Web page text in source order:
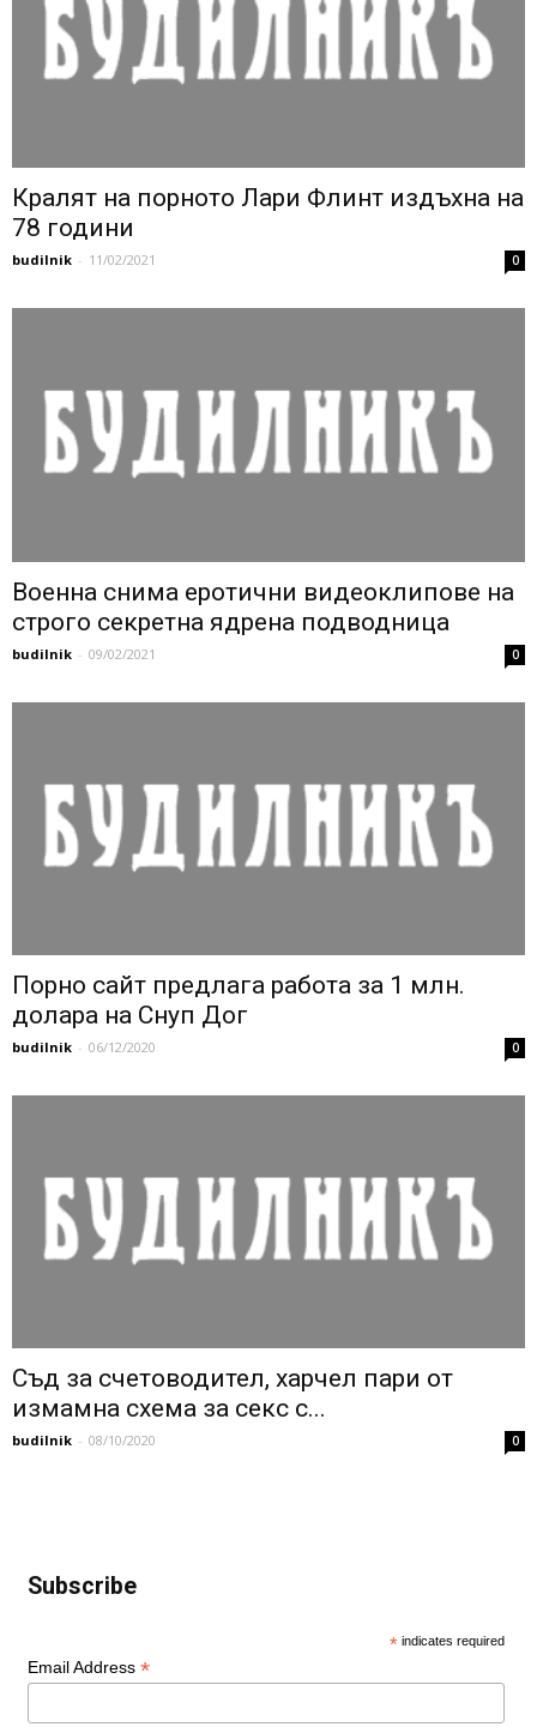
Кралят на порното Лари Флинт издъхна на
78 години
budilnik - 11/02/2021 0
Военна снима еротични видеоклипове на
строго секретна ядрена подводница
budilnik - 09/02/2021 0
Порно сайт предлага работа за 1 млн.
долара на Снуп Дог
budilnik - 06/12/2020 0
Съд за счетоводител, харчел пари от
измамна схема за секс с...
budilnik - 08/10/2020 0
Subscribe
* indicates required
Email Address *